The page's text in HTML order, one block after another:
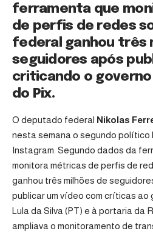
ferramenta que
de perfis de redes
federal ganhou três
seguidores após
criticando o
do Pix.
O deputado federal Nikolas
nesta semana o segundo político
Instagram. Segundo dados da
monitora métricas de perfis de
ganhou três milhões de
publicar um vídeo com críticas ao
Lula da Silva (PT) e à portaria da
ampliava o monitoramento de